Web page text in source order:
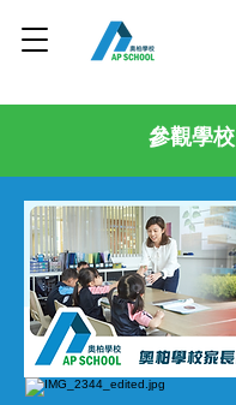
參觀學校